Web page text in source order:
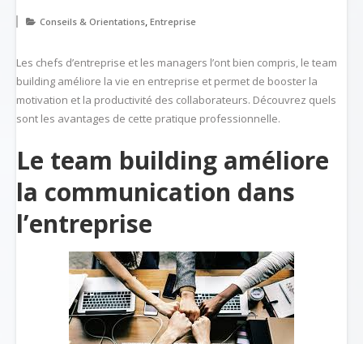
Conseils & Orientations, Entreprise
Les chefs d’entreprise et les managers l’ont bien compris, le team
building améliore la vie en entreprise et permet de booster la
motivation et la productivité des collaborateurs. Découvrez quels
sont les avantages de cette pratique professionnelle.
Le team building améliore
la communication dans
l’entreprise